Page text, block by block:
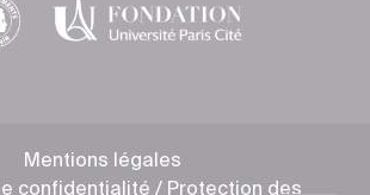
Mentions légales
confidentialité / Protection des